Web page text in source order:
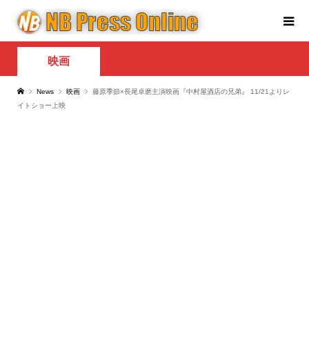
映画
News 映画
藤原季節×長尾卓磨主演映画『中村屋酒店の兄弟』 11/21よりレ
イトショー上映